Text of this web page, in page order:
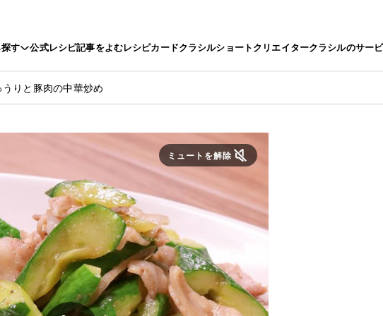
す 公式レシピ記事をよむレシピカードクラシルショートクリエイタークラシルのサー
りと豚肉の中華炒め
ミュートを解除